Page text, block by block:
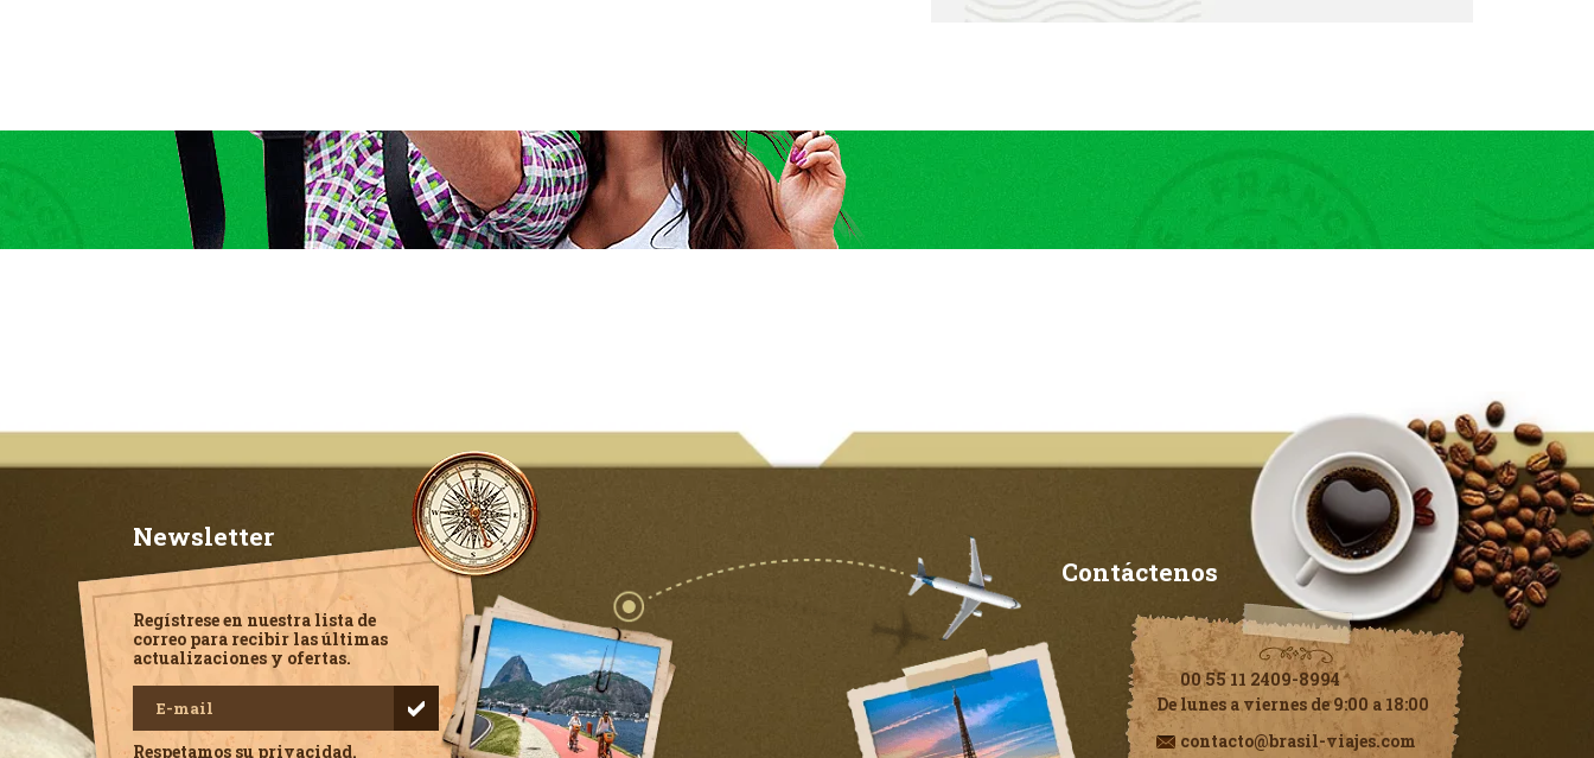
Newsletter
Regístrese en nuestra lista de
correo para recibir las últimas
actualizaciones y ofertas.
Respetamos su privacidad.
Contáctenos
00 55 11 2409-8994
De lunes a viernes de 9:00 a 18:00
contacto@brasil-viajes.com